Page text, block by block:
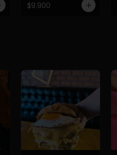
$9.900